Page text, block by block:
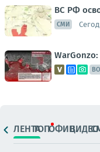
ВС РФ
СМИ
ЛЕНТАТОПОФИЦ.ВИДЕО